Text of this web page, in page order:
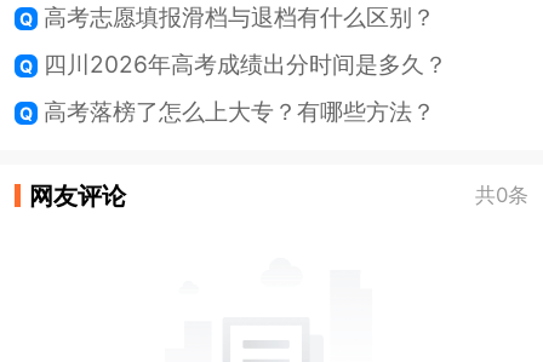
高考志愿填报滑档与退档有什么区别？
四川2026年高考成绩出分时间是多久？
高考落榜了怎么上大专？有哪些方法？
网友评论 共0条